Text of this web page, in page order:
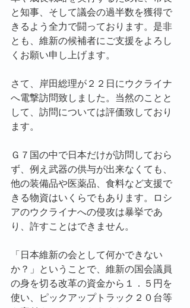
と知事、そして議会の過半数を獲得で
きるよう全力で闘っております。是非
とも、維新の候補者にご支援をよろし
くお願い申し上げます。
さて、岸田総理が２２日にウクライナ
へ電撃訪問致しました。当然のことと
して、訪問については評価致しており
ます。
Ｇ７国の中で日本だけが訪問しておら
ず、例え武器の供与が出来なくても、
他の装備品や医薬品、食料など支援で
きる物資はいくらでもあります。ロシ
アのウクライナへの侵攻は暴挙であ
り、許すことはできません。
「日本維新の会として何かできない
か？」ということで、維新の国会議員
の身を切る改革の資金から１．５円を
使い、ピックアップトラック２０台等